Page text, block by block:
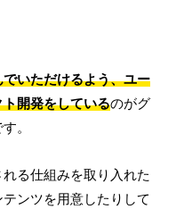
いただけるよう、ユー
開発をしているのがグ
。
る仕組みを取り入れた
ンツを用意したりして